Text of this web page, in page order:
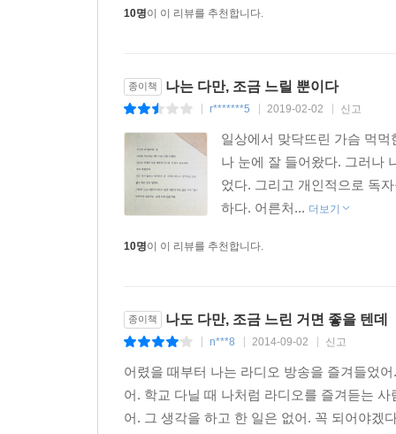
그를 실망시키지 않았으면 좋겠다.
나를, 실망시키지 않았으면 좋겠다.-「나를, 실망
나는, 두려웠던 걸지도 모르겠다.
무언가를 쓰고 싶으면서도, 그래서 라디오 원고
말하게 되는 순간, 모든 것이 들통 나 버릴까봐.
나는 좋은 글을 쓸 수 없는 사람이라는 게, 그러니
봐 나는 내내 두려웠던 걸지도 모르겠다.-「작가
나 또한, 사랑을 잃었는데.
지금의 나 또한 사랑을 잃은 사람인데
며칠 전 이별 앞에서도 나는 참 덤덤했다. 집에
않게 뜨거웠고, 그와의 미래를 상상해보며 행복
10명이 이 리뷰를 추천합니다.
종이책 나는 다만, 조금 느릴 뿐이다
r*******5 2019-02-02 신고
일상에서 맞닥뜨린 가슴 먹
나 눈에 잘 들어왔다. 그러나
었다. 그리고 개인적으로 독
하다. 어른처... 더보기
10명이 이 리뷰를 추천합니다.
종이책 나도 다만, 조금 느린 거면 좋을 텐데
n***8 2014-09-02 신고
어렸을 때부터 나는 라디오 방송을 즐겨들었
어. 학교 다닐 때 나처럼 라디오를 즐겨듣는
어. 그 생각을 하고 한 일은 없어. 꼭 되어야겠